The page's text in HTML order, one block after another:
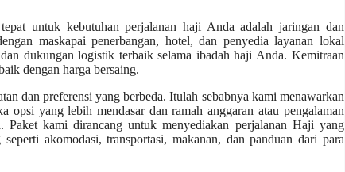
untuk kebutuhan perjalanan haji Anda adalah jaringan dan
maskapai penerbangan, hotel, dan penyedia layanan lokal
dukungan logistik terbaik selama ibadah haji Anda. Kemitraan
dengan harga bersaing.
dan preferensi yang berbeda. Itulah sebabnya kami menawarkan
yang lebih mendasar dan ramah anggaran atau pengalaman
kami dirancang untuk menyediakan perjalanan Haji yang
akomodasi, transportasi, makanan, dan panduan dari para